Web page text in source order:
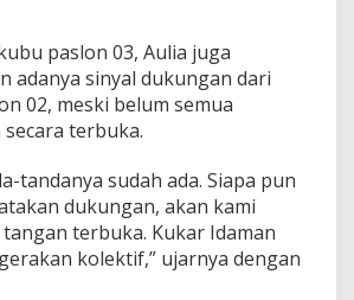
paslon 03, Aulia juga
adanya sinyal dukungan dari
02, meski belum semua
terbuka.
tandanya sudah ada. Siapa pun
dukungan, akan kami
terbuka. Kukar Idaman
kolektif,” ujarnya dengan